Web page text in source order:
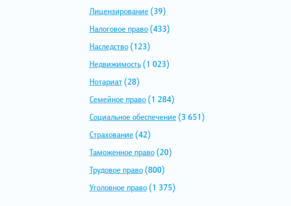
Лицензирование (39)
Налоговое право(433)
Наследство(123)
Недвижимость(1 023)
Нотариат(28)
Семейное право(1 284)
Социальное обеспечение (3 651)
Страхование (42)
Таможенное право(20)
Трудовое право(800)
Уголовное право(1 375)